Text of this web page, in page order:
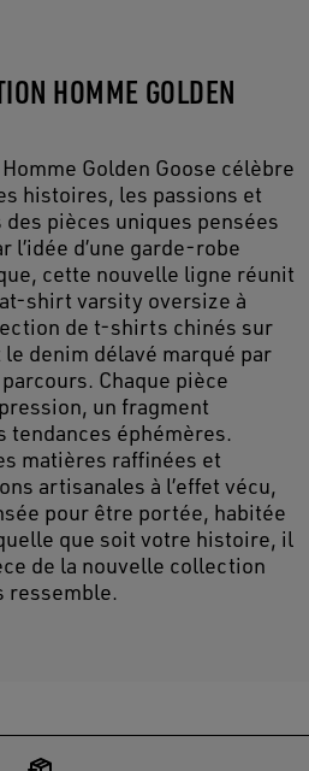
HOMME GOLDEN
Golden Goose célèbre
histoires, les passions et
pièces uniques pensées
l’idée d’une garde-robe
cette nouvelle ligne réunit
shirt varsity oversize à
de t-shirts chinés sur
denim délavé marqué par
Chaque pièce
un fragment
tendances éphémères.
matières raffinées et
artisanales à l’effet vécu,
pour être portée, habitée
que soit votre histoire, il
de la nouvelle collection
ressemble.